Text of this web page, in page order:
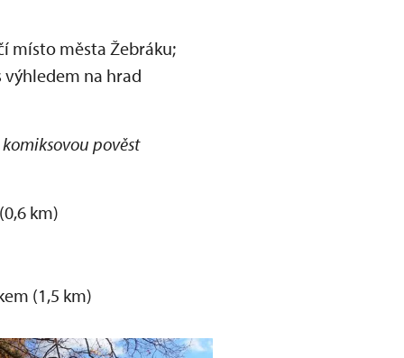
místo města Žebráku;
výhledem na hrad
pověst
km)
(1,5 km)